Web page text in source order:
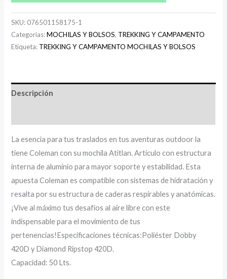
SKU: 076501158175-1
Categorías:MOCHILAS Y BOLSOS, TREKKING Y CAMPAMENTO
Etiqueta: TREKKING Y CAMPAMENTO MOCHILAS Y BOLSOS
Descripción
La esencia para tus traslados en tus aventuras outdoor la
tiene Coleman con su mochila Atitlan. Artículo con estructura
interna de aluminio para mayor soporte y estabilidad. Esta
apuesta Coleman es compatible con sistemas de hidratación y
resalta por su estructura de caderas respirables y anatómicas.
¡Vive al máximo tus desafíos al aire libre con este
indispensable para el movimiento de tus
pertenencias!Especificaciones técnicas:Poliéster Dobby
420D y Diamond Ripstop 420D.
Capacidad: 50 Lts.